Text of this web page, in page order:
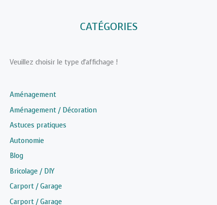
CATÉGORIES
Veuillez choisir le type d'affichage !
Aménagement
Aménagement / Décoration
Astuces pratiques
Autonomie
Blog
Bricolage / DIY
Carport / Garage
Carport / Garage